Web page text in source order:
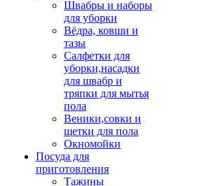
Швабры и наборы
для уборки
Вёдра, ковши и
тазы
Салфетки для
уборки,насадки
для швабр и
тряпки для мытья
пола
Веники,совки и
щетки для пола
Окномойки
Посуда для
приготовления
Тажины